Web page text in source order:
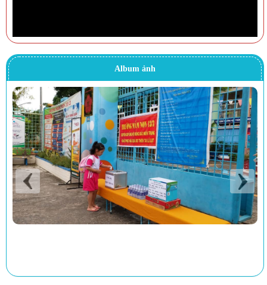
Album ảnh